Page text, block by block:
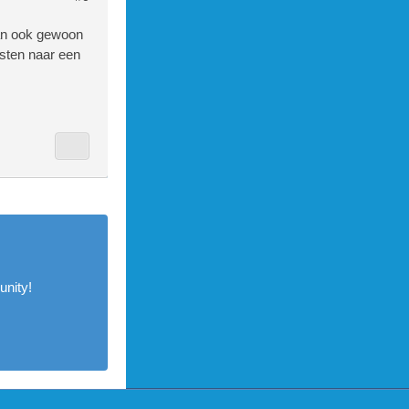
ook gewoon
naar een